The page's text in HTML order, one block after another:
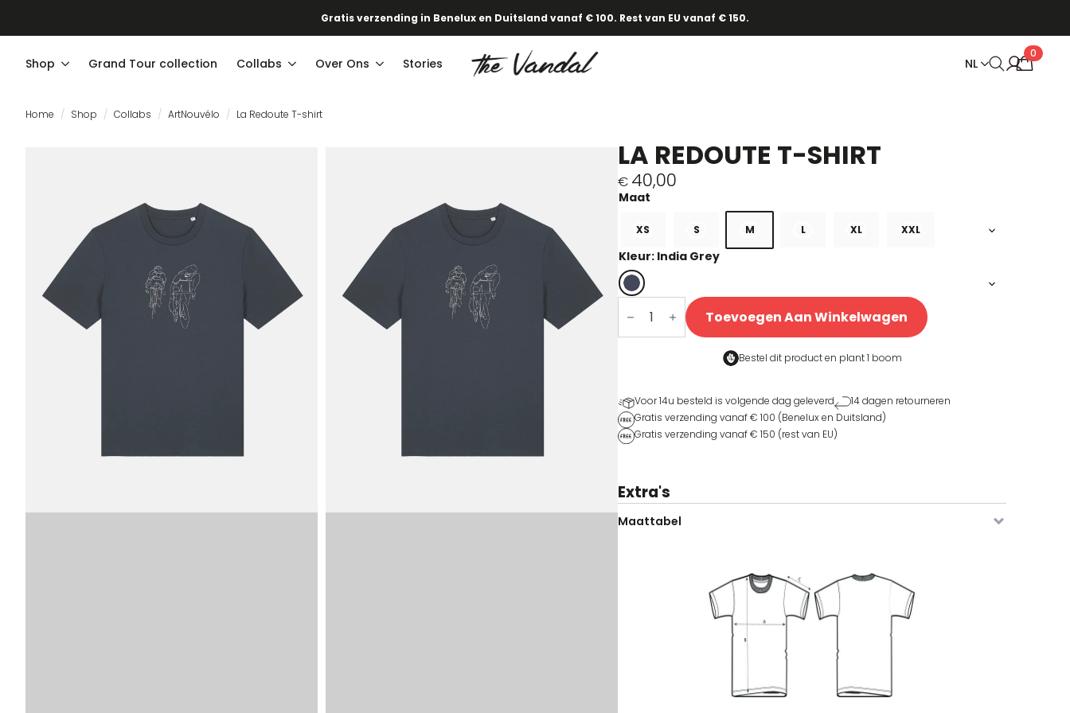
Gratis verzending in Benelux en Duitsland vanaf € 100. Rest van EU vanaf € 150.
Shop Grand Tour collection Collabs Over Ons Stories NL
0
Home Shop Collabs ArtNouvélo La Redoute T-shirt
LA REDOUTE T-SHIRT
€ 40,00
XS S M L XL XXL
Kleur: India Grey
La
Redoute
shirt
Toevoegen Aan Winkelwagen
Bestel dit product en plant 1 boom
Voor 14u besteld is volgende dag geleverd
14 dagen retourneren
Gratis verzending vanaf € 100 (Benelux en Duitsland)
Gratis verzending vanaf € 150 (rest van EU)
Extra's
Maattabel
Koop
La Redoute T-shirt aantal